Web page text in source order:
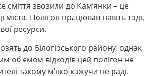
сміття звозили до Кам’янки – це
міста. Полігон працював навіть тоді,
ресурси.
до Білогірського району, однак
об'ємом відходів цей полігон не
такому м’яко кажучи не раді.